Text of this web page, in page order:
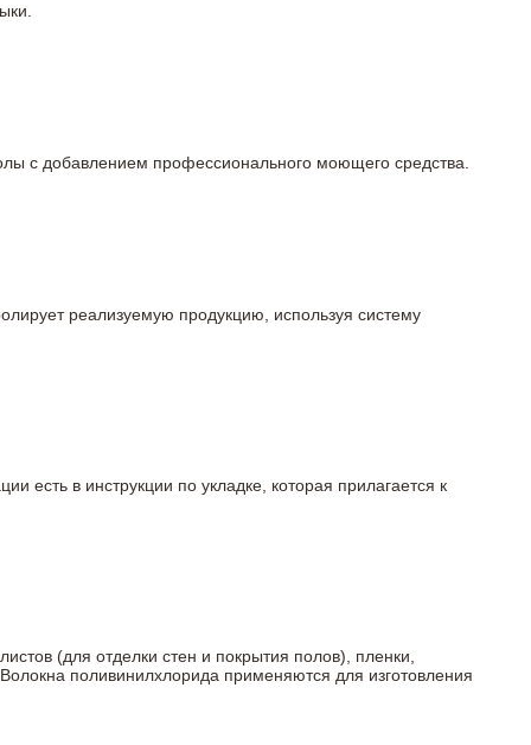
с добавлением профессионального моющего средства.
реализуемую продукцию, используя систему
есть в инструкции по укладке, которая прилагается к
(для отделки стен и покрытия полов), пленки,
поливинилхлорида применяются для изготовления